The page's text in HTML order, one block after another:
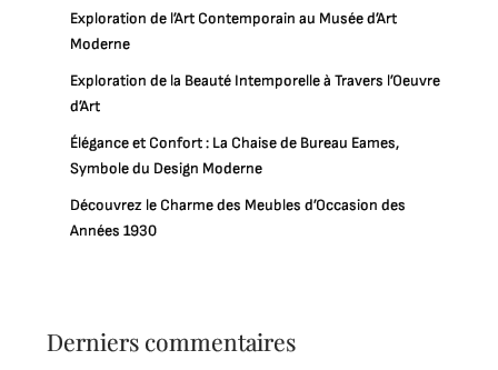
Exploration de l’Art Contemporain au Musée d’Art
Moderne
Exploration de la Beauté Intemporelle à Travers l’Oeuvre
d’Art
Élégance et Confort : La Chaise de Bureau Eames,
Symbole du Design Moderne
Découvrez le Charme des Meubles d’Occasion des
Années 1930
Derniers commentaires